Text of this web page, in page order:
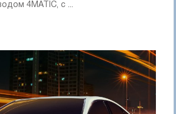
4MATIC, с ...